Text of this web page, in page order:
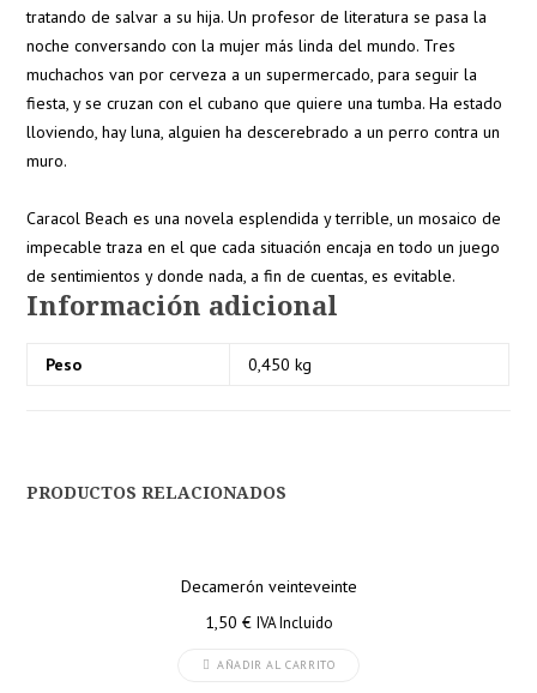
tratando de salvar a su hija. Un profesor de literatura se pasa la
noche conversando con la mujer más linda del mundo. Tres
muchachos van por cerveza a un supermercado, para seguir la
fiesta, y se cruzan con el cubano que quiere una tumba. Ha estado
lloviendo, hay luna, alguien ha descerebrado a un perro contra un
muro.
Caracol Beach es una novela esplendida y terrible, un mosaico de
impecable traza en el que cada situación encaja en todo un juego
de sentimientos y donde nada, a fin de cuentas, es evitable.
Información adicional
Peso 0,450 kg
PRODUCTOS RELACIONADOS
Decamerón veinteveinte
1,50 € IVA Incluido
AÑADIR AL CARRITO